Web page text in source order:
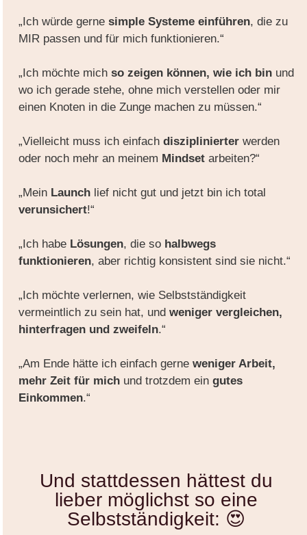
„Ich würde gerne simple Systeme einführen, die zu
MIR passen und für mich funktionieren.“
„Ich möchte mich so zeigen können, wie ich binund
wo ich gerade stehe, ohne mich verstellen oder mir
einen Knoten in die Zunge machen zu müssen.“
„Vielleicht muss ich einfach disziplinierterwerden
oder noch mehr an meinem Mindsetarbeiten?“
„Mein Launchlief nicht gut und jetzt bin ich total
verunsichert!“
„Ich habe Lösungen, die so halbwegs
funktionieren, aber richtig konsistent sind sie nicht.“
„Ich möchte verlernen, wie Selbstständigkeit
vermeintlich zu sein hat, und weniger vergleichen,
hinterfragen und zweifeln.“
„Am Ende hätte ich einfach gerne weniger Arbeit,
mehr Zeit für michund trotzdem ein gutes
Einkommen.“
Und stattdessen hättest du
lieber möglichst so eine
Selbstständigkeit: 😍